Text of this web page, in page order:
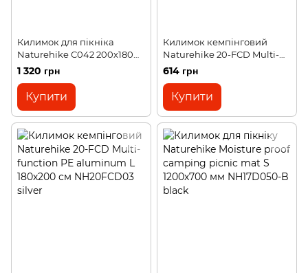
Килимок для пікніка
Naturehike C042 200х180
cм NH19D024-Z green
1 320 грн
Купити
Килимок кемпінговий
Naturehike 20-FCD Multi-
function PE aluminum M
160х200 см NH20FCD03
silver
614 грн
Купити